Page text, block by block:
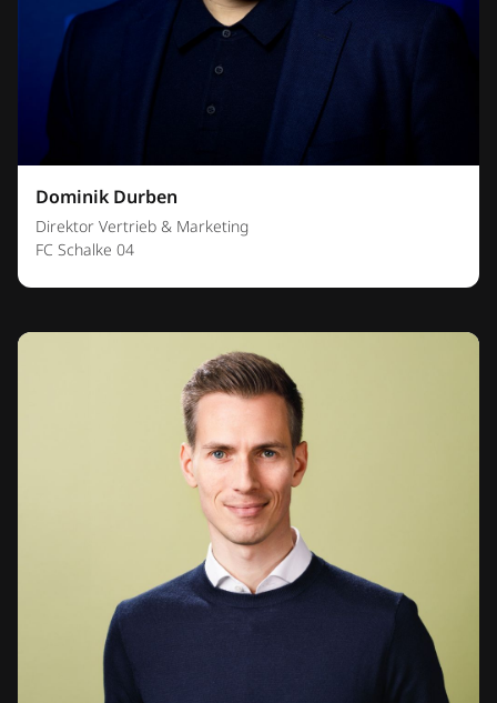
Dominik Durben
Direktor Vertrieb & Marketing
FC Schalke 04